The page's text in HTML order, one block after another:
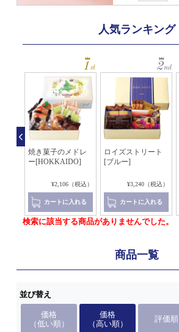
人気ランキング
焼き菓子のメドレ
ー[HOKKAIDO]
¥2,106（税込）
カートに入れる
ロイズストリート
[ブルー]
¥3,240（税込）
カートに入れる
検索に該当する商品がありませんでした。
商品一覧
並び替え
価格
（低い順）
価格
（高い順）
評価順